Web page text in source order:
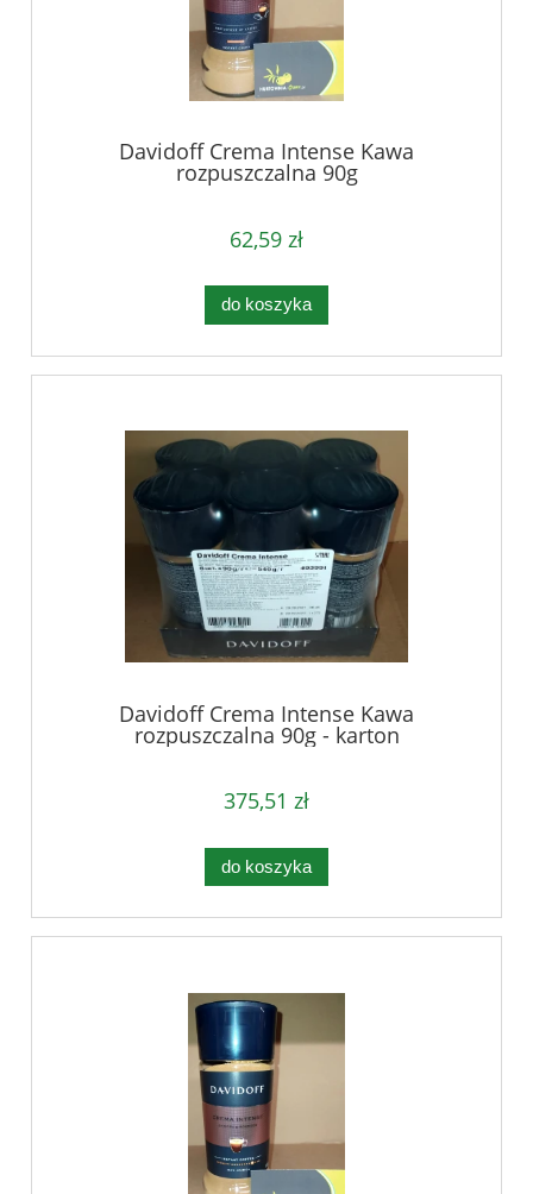
Davidoff Crema Intense Kawa
rozpuszczalna 90g
62,59 zł
do koszyka
Davidoff Crema Intense Kawa
rozpuszczalna 90g - karton
375,51 zł
do koszyka